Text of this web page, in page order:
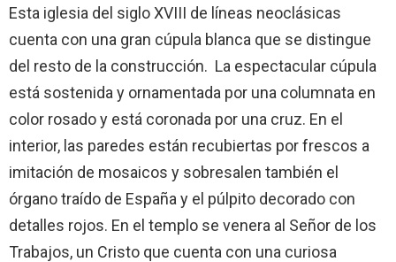
Esta iglesia del siglo XVIII de líneas neoclásicas
cuenta con una gran cúpula blanca que se distingue
del resto de la construcción. La espectacular cúpula
está sostenida y ornamentada por una columnata en
color rosado y está coronada por una cruz. En el
interior, las paredes están recubiertas por frescos a
imitación de mosaicos y sobresalen también el
órgano traído de España y el púlpito decorado con
detalles rojos. En el templo se venera al Señor de los
Trabajos, un Cristo que cuenta con una curiosa